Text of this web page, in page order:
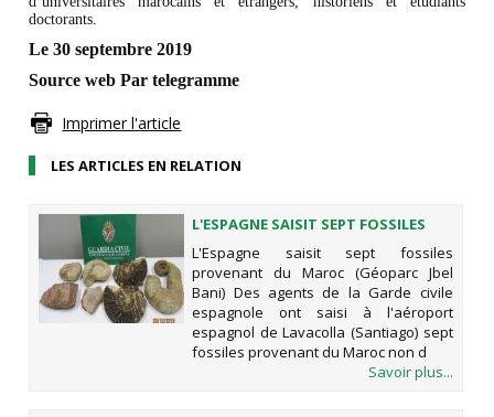
doctorants.
Le 30 septembre 2019
Source web Par telegramme
Imprimer l'article
LES ARTICLES EN RELATION
L'ESPAGNE SAISIT SEPT FOSSILES
PROVENANT DU MAROC (GÉOPARC
JBEL BANI)
L'Espagne saisit sept fossiles
provenant du Maroc (Géoparc Jbel
Bani) Des agents de la Garde civile
espagnole ont saisi à l'aéroport
espagnol de Lavacolla (Santiago) sept
fossiles provenant du Maroc non d
Savoir plus...